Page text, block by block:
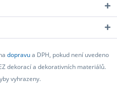
dopravua DPH, pokud není uvedeno
dekorací a dekorativních materiálů.
vyhrazeny.